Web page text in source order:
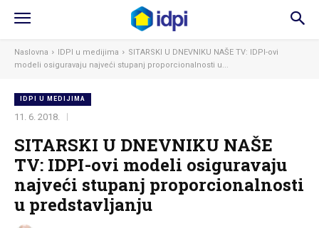
Naslovna IDPI u medijima
SITARSKI U DNEVNIKU NAŠE TV: IDPI-ovi
modeli osiguravaju najveći stupanj proporcionalnosti u...
IDPI U MEDIJIMA
11. 6. 2018.
SITARSKI U DNEVNIKU NAŠE
TV: IDPI-ovi modeli osiguravaju
najveći stupanj proporcionalnosti
u predstavljanju